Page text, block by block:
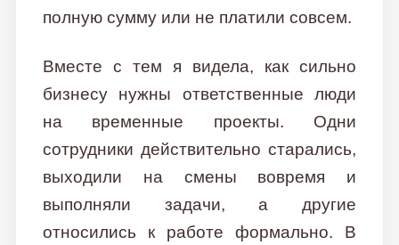
полную сумму или не платили совсем.
Вместе с тем я видела, как сильно
бизнесу нужны ответственные люди
на временные проекты. Одни
сотрудники действительно старались,
выходили на смены вовремя и
выполняли задачи, а другие
относились к работе формально. В